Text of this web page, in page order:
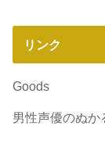
リンク
Goods
男性声優のぬか